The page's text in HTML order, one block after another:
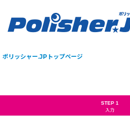
ポリッシャー.JPトップページ
STEP 1
入力